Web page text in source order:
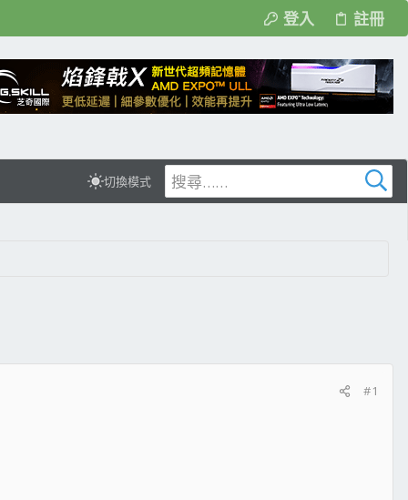
登入 註冊
切換模式
#1